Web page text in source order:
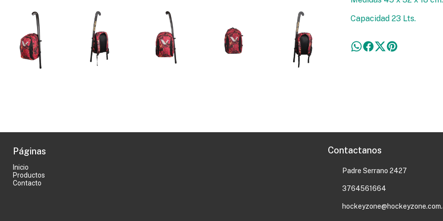
Capacidad 23 Lts.
Páginas
Inicio
Productos
Contacto
Contactanos
Padre Serrano 2427
3764561664